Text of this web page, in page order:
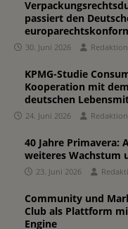
passiert den
30. Juni 2026
KPMG-Studie
Kooperation mit
deutschen
24. Juni 2026
40 Jahre Primavera:
weiteres Wachstum
23. Juni 2026
Community und
Club als Plattform
Engine